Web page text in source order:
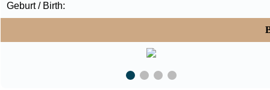
Geburt / Birth: